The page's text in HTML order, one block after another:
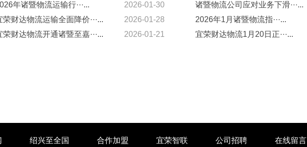
年诸暨物流运输行···...
2026-01-30 诸暨物流公司应对业务下滑···...
荣财达物流运输全面降价···...
2026-01-28 2026年1月诸暨物流指···...
荣财达物流开通诸暨至嘉···...
2026-01-21 宜荣财达物流1月20日正···...
绍兴至全国 合作加盟 宜荣智联 公司招聘 在线留言